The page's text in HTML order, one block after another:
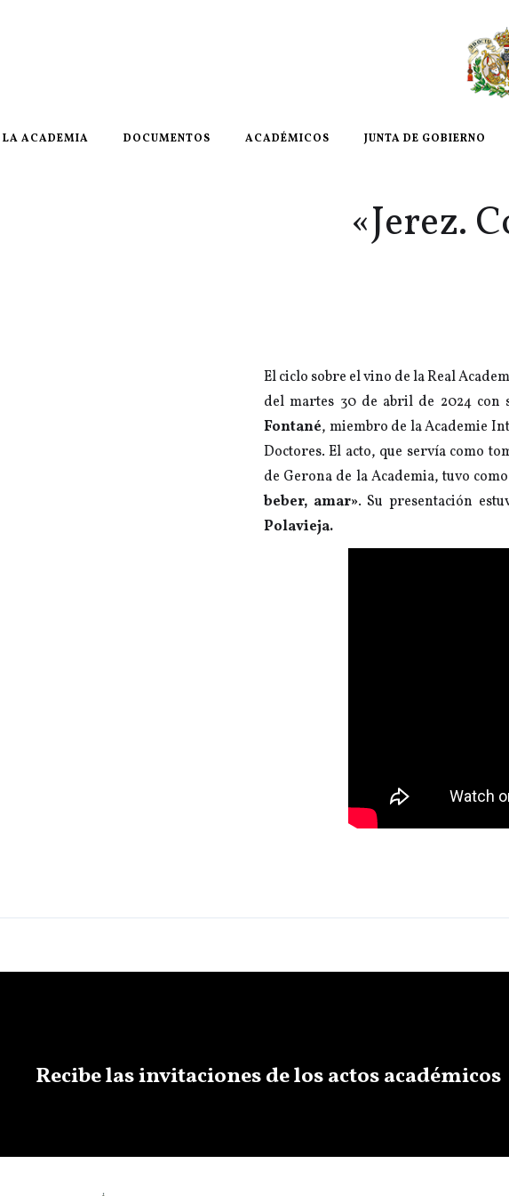
LA ACADEMIA DOCUMENTOS ACADÉMICOS JUNTA DE GOBIERNO
«Jerez.
El ciclo sobre el vino de la Real
del martes 30 de abril de 2024
Fontané, miembro de la Academie
Doctores. El acto, que servía como
de Gerona de la Academia, tuvo
beber, amar». Su presentación
Polavieja.
Recibe las invitaciones de los actos académicos